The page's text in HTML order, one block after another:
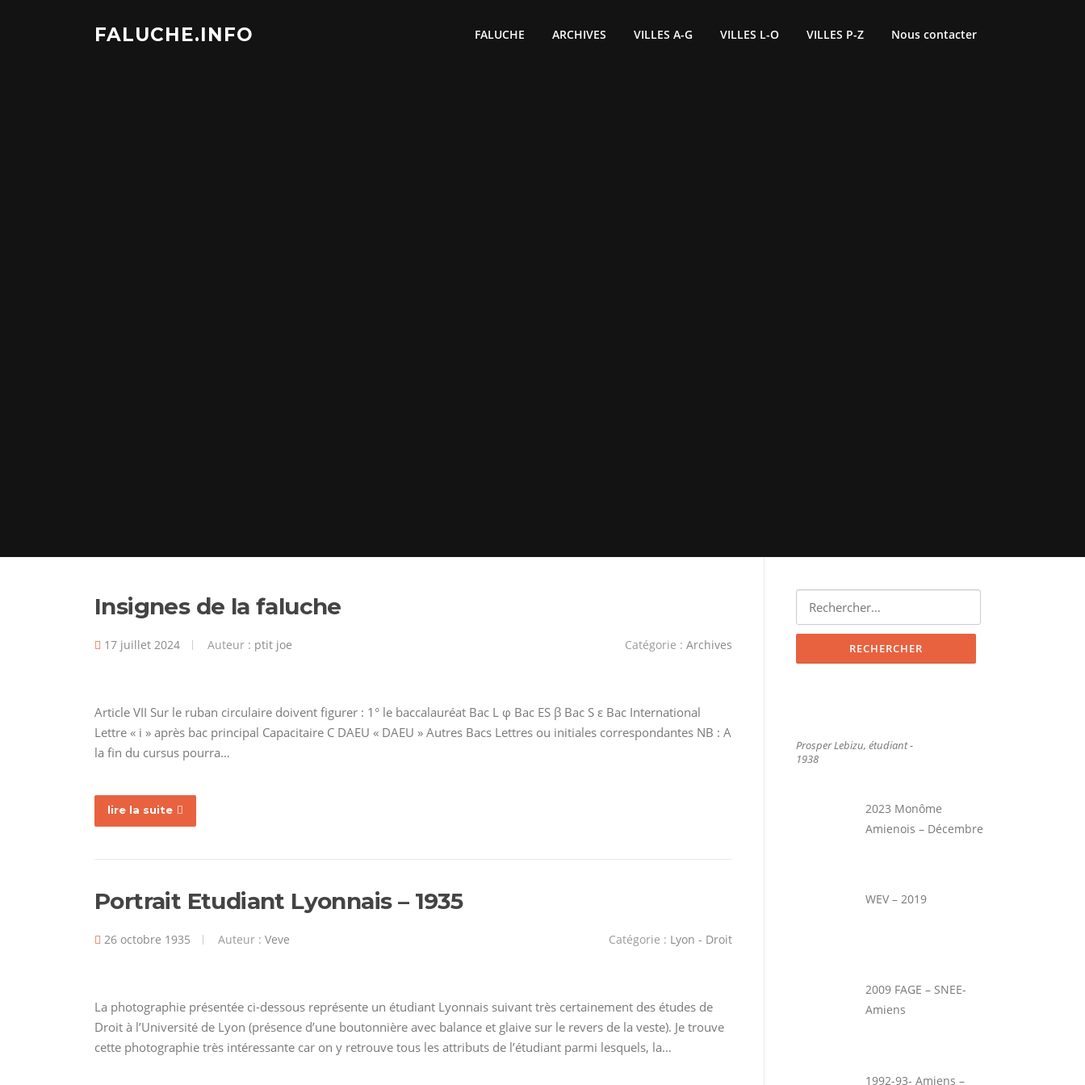
FALUCHE.INFO FALUCHE ARCHIVES VILLES A-G VILLES L-O VILLES P-Z Nous contacter
Insignes de la faluche
17 juillet 2024 Auteur : ptit joe Catégorie : Archives
Article VII Sur le ruban circulaire doivent figurer : 1° le baccalauréat Bac L φ Bac ES β Bac S ε Bac International
Lettre « i » après bac principal Capacitaire C DAEU « DAEU » Autres Bacs Lettres ou initiales correspondantes NB : A
la fin du cursus pourra…
lire la suite
Portrait Etudiant Lyonnais – 1935
26 octobre 1935 Auteur : Veve Catégorie : Lyon - Droit
La photographie présentée ci-dessous représente un étudiant Lyonnais suivant très certainement des études de
Droit à l’Université de Lyon (présence d’une boutonnière avec balance et glaive sur le revers de la veste). Je trouve
cette photographie très intéressante car on y retrouve tous les attributs de l’étudiant parmi lesquels, la…
Rechercher :
Prosper Lebizu, étudiant -
1938
2023 Monôme
Amienois – Décembre
WEV – 2019
2009 FAGE – SNEE-
Amiens
1992-93- Amiens –